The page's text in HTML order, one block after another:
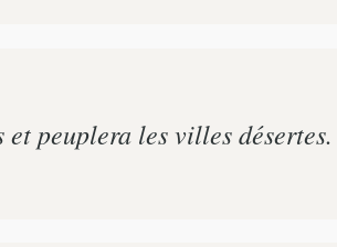
peuplera les villes désertes.